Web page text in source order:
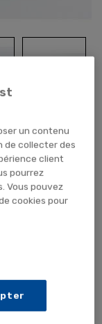
un contenu
de collecter des
client
pourrez
Vous pouvez
cookies pour